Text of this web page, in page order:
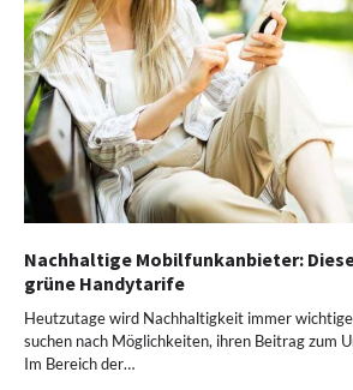
Nachhaltige Mobilfunkanbieter:
grüne Handytarife
Heutzutage wird Nachhaltigkeit immer
suchen nach Möglichkeiten, ihren Beitrag zum
Im Bereich der…